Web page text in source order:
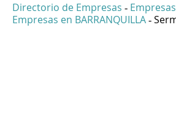
Directorio de Empresas -
Empresas en BARRANQUILLA -